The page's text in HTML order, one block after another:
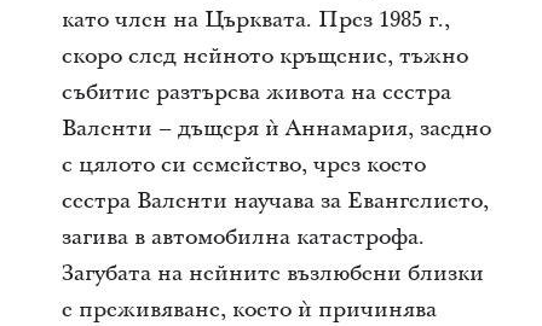
като член на Църквата. През 1985 г.,
скоро след нейното кръщение, тъжно
събитие разтърсва живота на сестра
Валенти – дъщеря ѝ Аннамария, заедно
с цялото си семейство, чрез което
сестра Валенти научава за Евангелието,
загива в автомобилна катастрофа.
Загубата на нейните възлюбени близки
е преживяване, което ѝ причинява